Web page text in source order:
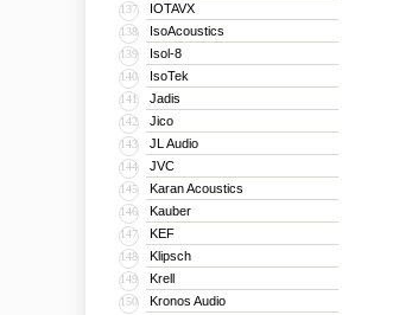
137 IOTAVX
138 IsoAcoustics
139 Isol-8
140 IsoTek
141 Jadis
142 Jico
143 JL Audio
144 JVC
145 Karan Acoustics
146 Kauber
147 KEF
148 Klipsch
149 Krell
150 Kronos Audio